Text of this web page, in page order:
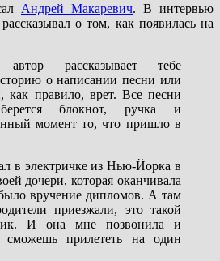
Андрей Макаревич. В интервью
о том, как появилась на
рассказывает тебе
о написании песни или
как правило, врет. Все песни
блокнот, ручка и
момент то, что пришло в
в электричке из Нью-Йорка в
дочери, которая оканчивала
вручение дипломов. А там
приезжали, это такой
И она мне позвонила и
прилететь на один